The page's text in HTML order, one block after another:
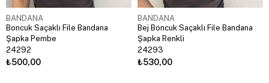
BANDANA
Boncuk Saçaklı File Bandana
Şapka Pembe
24292
₺500,00
BANDANA
Bej Boncuk Saçaklı File Bandana
Şapka Renkli
24293
₺530,00